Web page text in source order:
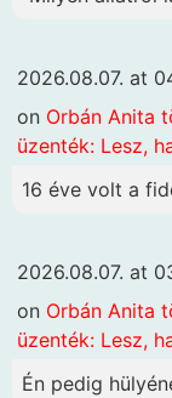
2026.08.07. at
on Orbán Anita
üzenték: Lesz,
16 éve volt a
2026.08.07. at
on Orbán Anita
üzenték: Lesz,
Én pedig